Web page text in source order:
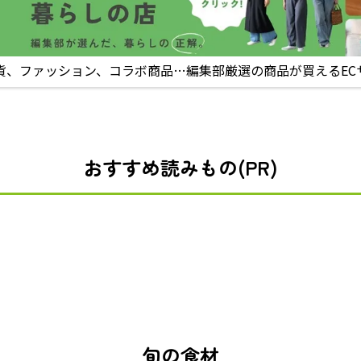
、ファッション、コラボ商品…編集部厳選の商品が買えるEC
おすすめ読みもの(PR)
旬の食材